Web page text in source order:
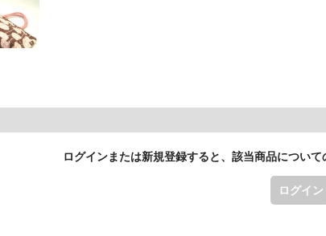
ログインまたは新規登録すると、該当商品について
ログイン